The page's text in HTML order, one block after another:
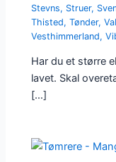
Stevns, Struer,
Thisted,Tønder,
Vesthimmerland,
Har du et større
lavet. Skal
[…]